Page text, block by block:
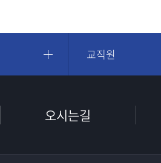
교직원
오시는길